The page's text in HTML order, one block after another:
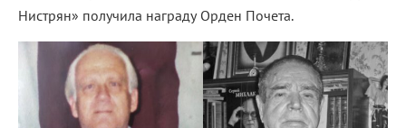
Нистрян» получила награду Орден Почета.